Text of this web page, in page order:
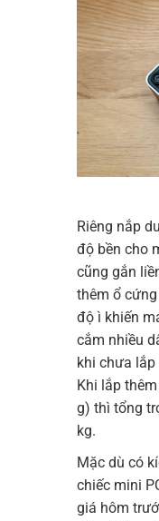
Riêng nắp
độ bền cho
cũng gắn
thêm ổ
độ ì khiến
cắm nhiều
khi chưa
Khi lắp
g) thì tổng
kg.
Mặc dù có
chiếc mini
giá hôm